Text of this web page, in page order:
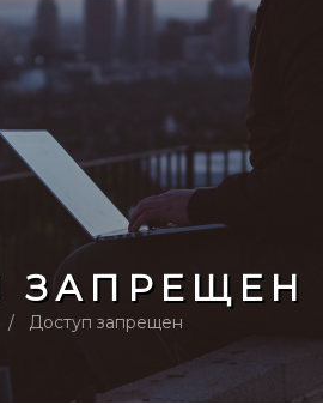
ЗАПРЕЩЕН
Доступ запрещен